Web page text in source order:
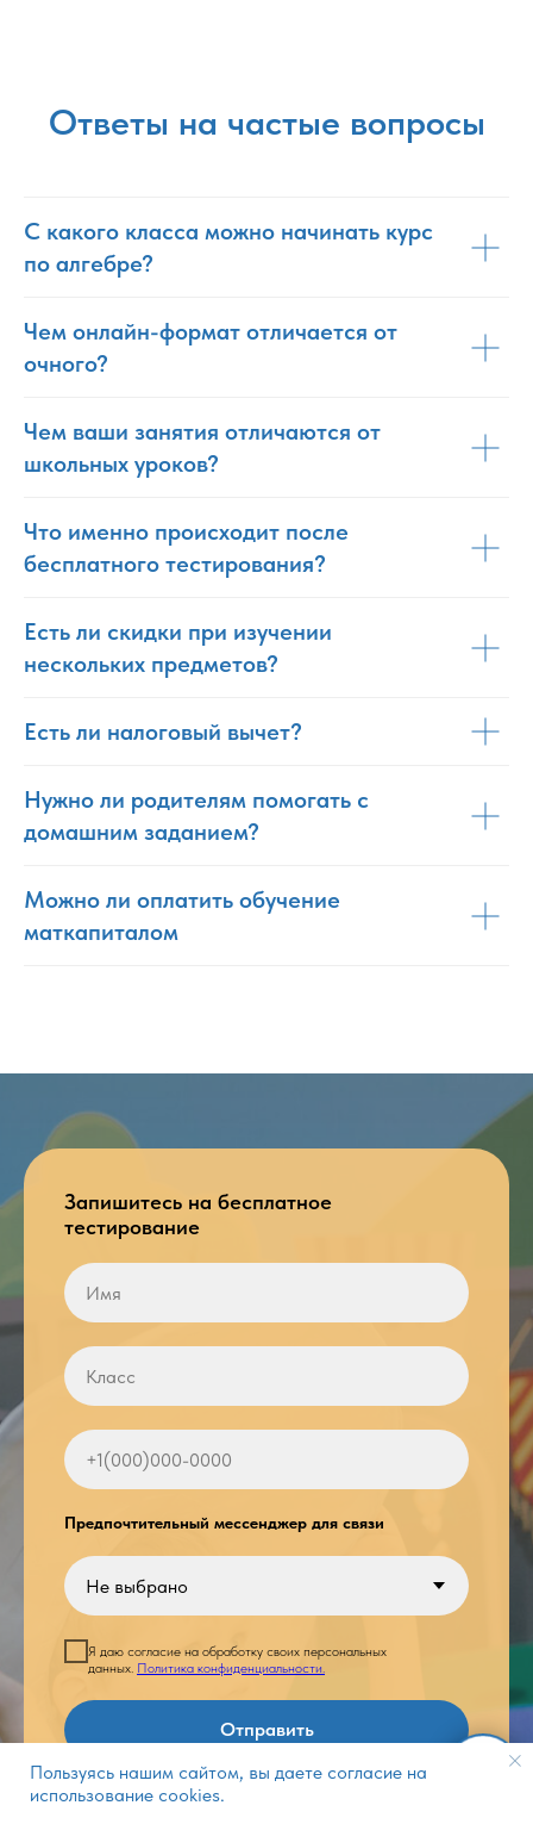
Ответы на частые вопросы
С какого класса можно начинать курс
по алгебре?
Чем онлайн-формат отличается от
очного?
Чем ваши занятия отличаются от
школьных уроков?
Что именно происходит после
бесплатного тестирования?
Есть ли скидки при изучении
нескольких предметов?
Есть ли налоговый вычет?
Нужно ли родителям помогать с
домашним заданием?
Можно ли оплатить обучение
маткапиталом
Запишитесь на бесплатное
тестирование
Предпочтительный мессенджер для связи
Я даю согласие на обработку своих персональных
данных. Политика конфиденциальности.
Отправить
Пользуясь нашим сайтом, вы даете согласие на
использование cookies.